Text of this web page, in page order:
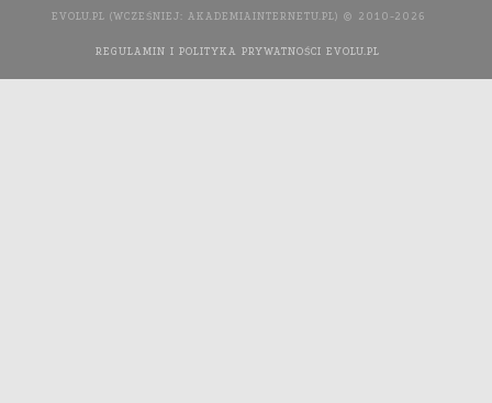
EVOLU.PL (WCZEŚNIEJ: AKADEMIAINTERNETU.PL) © 2010-2026
REGULAMIN I POLITYKA PRYWATNOŚCI EVOLU.PL